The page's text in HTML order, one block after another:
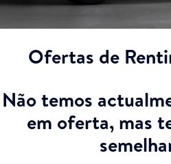
Ofertas de
Não temos
em oferta, mas